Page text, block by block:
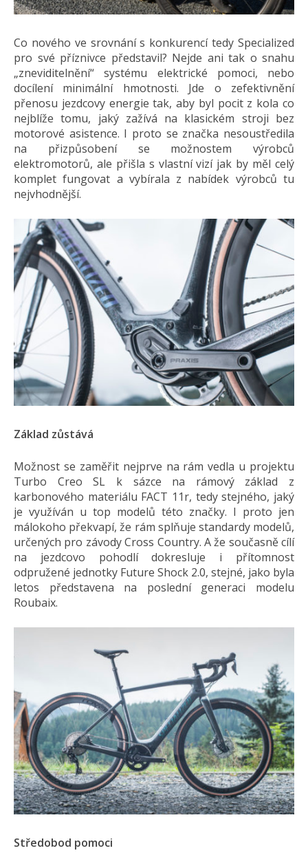
Co nového ve srovnání s konkurencí tedy Specialized
pro své příznivce představil? Nejde ani tak o snahu
„zneviditelnění“ systému elektrické pomoci, nebo
docílení minimální hmotnosti. Jde o zefektivnění
přenosu jezdcovy energie tak, aby byl pocit z kola co
nejblíže tomu, jaký zažívá na klasickém stroji bez
motorové asistence. I proto se značka nesoustředila
na přizpůsobení se možnostem výrobců
elektromotorů, ale přišla s vlastní vizí jak by měl celý
komplet fungovat a vybírala z nabídek výrobců tu
nejvhodnější.
Základ zůstává
Možnost se zaměřit nejprve na rám vedla u projektu
Turbo Creo SL k sázce na rámový základ z
karbonového materiálu FACT 11r, tedy stejného, jaký
je využíván u top modelů této značky. I proto jen
málokoho překvapí, že rám splňuje standardy modelů,
určených pro závody Cross Country. A že současně cílí
na jezdcovo pohodlí dokresluje i přítomnost
odpružené jednotky Future Shock 2.0, stejné, jako byla
letos představena na poslední generaci modelu
Roubaix.
Středobod pomoci